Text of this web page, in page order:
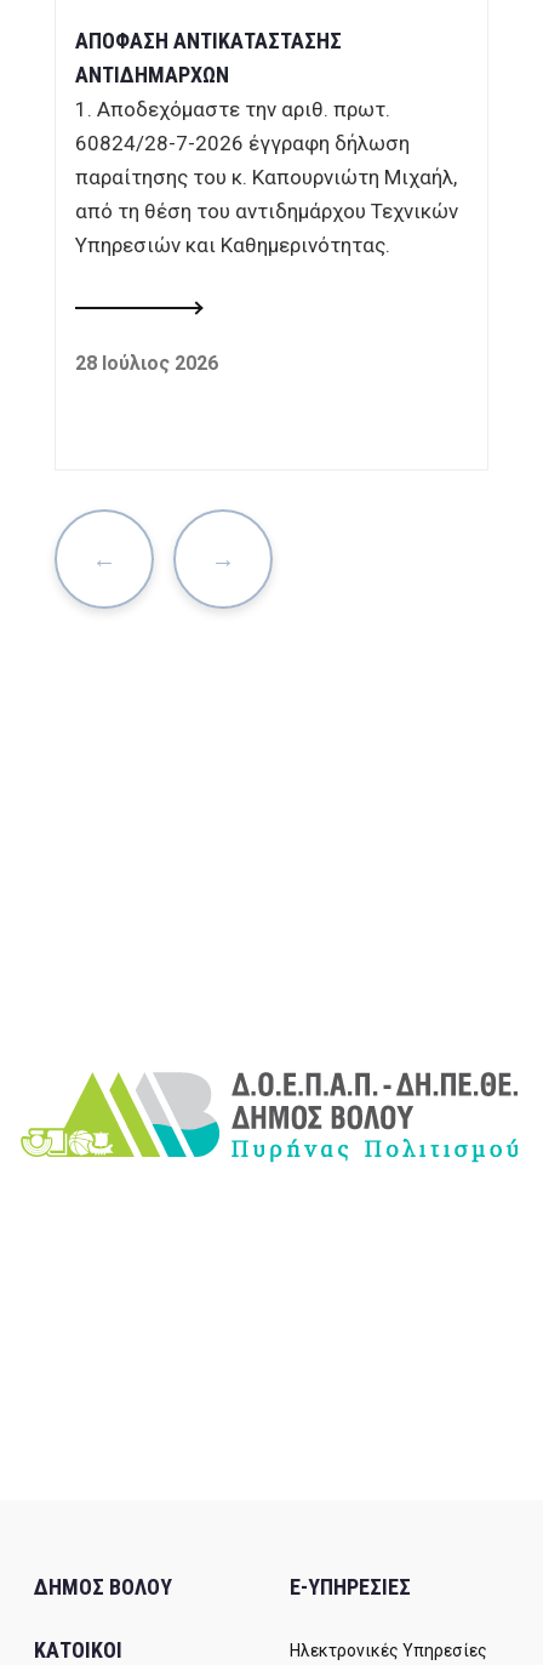
ΑΠΟΦΑΣΗ ΑΝΤΙΚΑΤΑΣΤΑΣΗΣ
ΑΝΤΙΔΗΜΑΡΧΩΝ
1. Αποδεχόμαστε την αριθ. πρωτ.
60824/28-7-2026 έγγραφη δήλωση
παραίτησης του κ. Καπουρνιώτη Μιχαήλ,
από τη θέση του αντιδημάρχου Τεχνικών
Υπηρεσιών και Καθημερινότητας.
28 Ιούλιος 2026
ΔΗΜΟΣ ΒΟΛΟΥ
ΚΑΤΟΙΚΟΙ
E-ΥΠΗΡΕΣΙΕΣ
Ηλεκτρονικές Υπηρεσίες